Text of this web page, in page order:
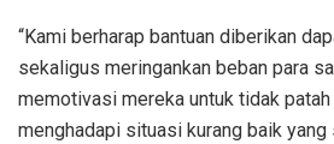
“Kami berharap bantuan diberikan
sekaligus meringankan beban para
memotivasi mereka untuk tidak
menghadapi situasi kurang baik yang